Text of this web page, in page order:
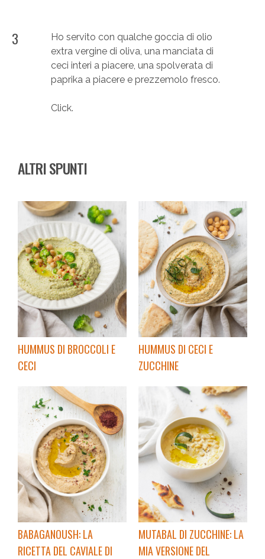
3
Ho servito con qualche goccia di olio
extra vergine di oliva, una manciata di
ceci interi a piacere, una spolverata di
paprika a piacere e prezzemolo fresco.
Click.
ALTRI SPUNTI
HUMMUS DI BROCCOLI E
CECI
HUMMUS DI CECI E
ZUCCHINE
BABAGANOUSH: LA
RICETTA DEL CAVIALE DI
MUTABAL DI ZUCCHINE: LA
MIA VERSIONE DEL